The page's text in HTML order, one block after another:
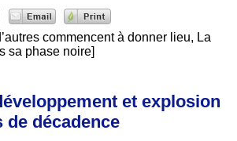
commencent à donner lieu, La
sa phase noire]
et explosion
de décadence